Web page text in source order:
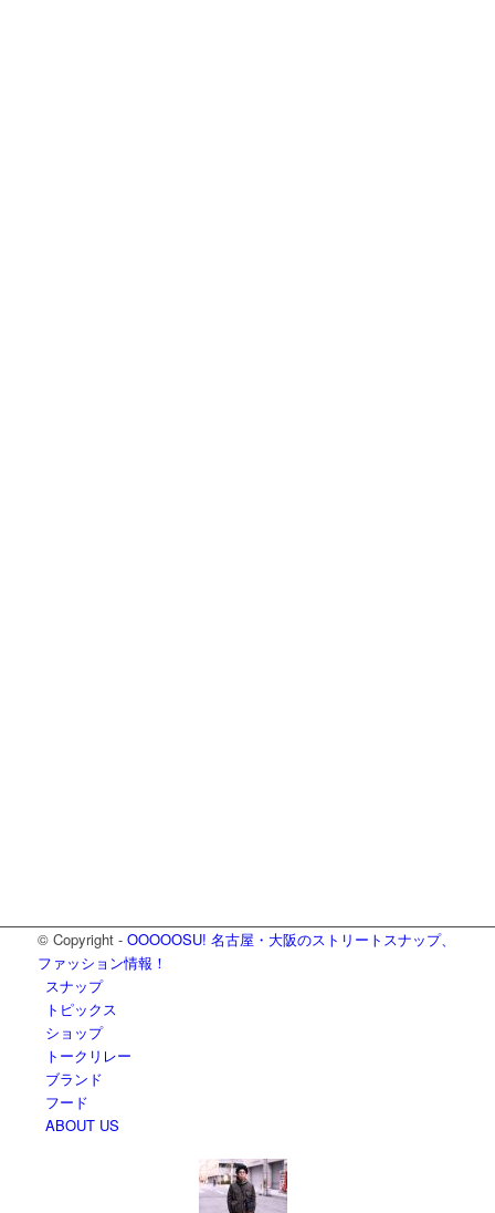
© Copyright - OOOOOSU! 名古屋・大阪のストリートスナップ、
ファッション情報！
スナップ
トピックス
ショップ
トークリレー
ブランド
フード
ABOUT US